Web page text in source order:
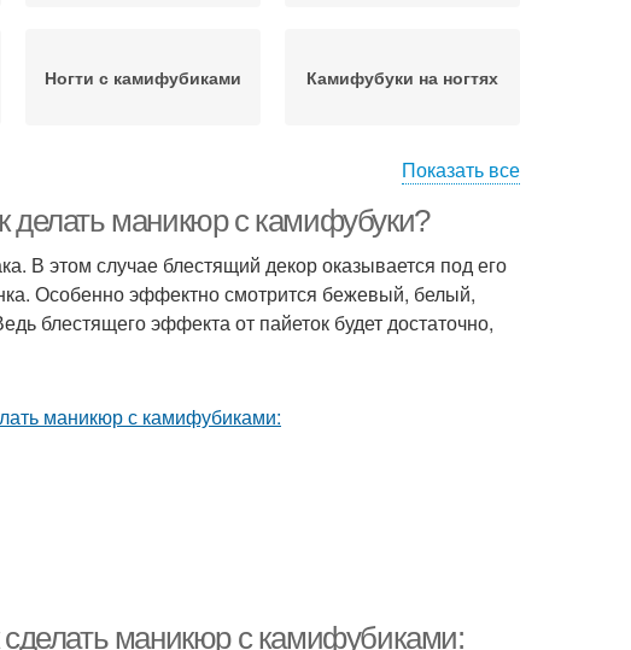
Ногти с камифубиками Камифубуки на ногтях
Показать все
делать маникюр с камифубуки?
В этом случае блестящий декор оказывается под его
Особенно эффектно смотрится бежевый, белый,
блестящего эффекта от пайеток будет достаточно,
маникюр с камифубиками: